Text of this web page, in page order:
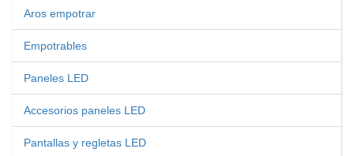
Aros empotrar
Empotrables
Paneles LED
Accesorios paneles LED
Pantallas y regletas LED